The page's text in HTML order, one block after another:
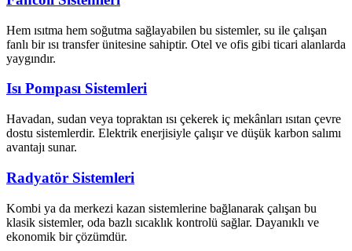
Hem ısıtma hem soğutma sağlayabilen bu sistemler, su ile çalışan
fanlı bir ısı transfer ünitesine sahiptir. Otel ve ofis gibi ticari alanlarda
yaygındır.
Isı Pompası Sistemleri
Havadan, sudan veya topraktan ısı çekerek iç mekânları ısıtan çevre
dostu sistemlerdir. Elektrik enerjisiyle çalışır ve düşük karbon salımı
avantajı sunar.
Radyatör Sistemleri
Kombi ya da merkezi kazan sistemlerine bağlanarak çalışan bu
klasik sistemler, oda bazlı sıcaklık kontrolü sağlar. Dayanıklı ve
ekonomik bir çözümdür.